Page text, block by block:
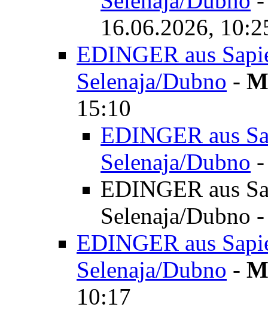
16.06.2026,
EDINGER aus
Selenaja/Dubno -
15:10
EDINGER aus
Selenaja/Dubno
EDINGER aus
Selenaja/Dubno
EDINGER aus
Selenaja/Dubno -
10:17